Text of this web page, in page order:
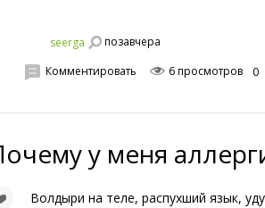
seerga позавчера
Комментировать 6 просмотров 0
у меня
Волдыри на теле, распухший язык,